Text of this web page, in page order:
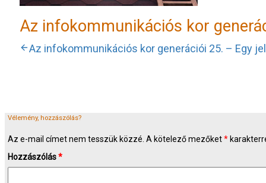
Az infokommunikációs kor
Az infokommunikációs kor generációi 25. – Egy
Vélemény, hozzászólás?
Az e-mail címet nem tesszük közzé. A kötelező mezőket*
Hozzászólás*